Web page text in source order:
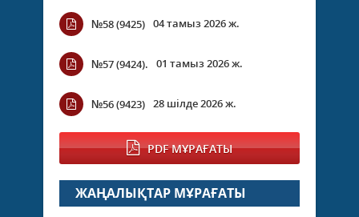
№58 (9425) 04 тамыз 2026 ж.
№57 (9424). 01 тамыз 2026 ж.
№56 (9423) 28 шілде 2026 ж.
PDF МҰРАҒАТЫ
ЖАҢАЛЫҚТАР МҰРАҒАТЫ